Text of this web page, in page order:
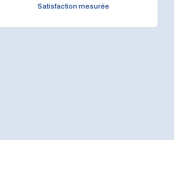
Satisfaction mesurée